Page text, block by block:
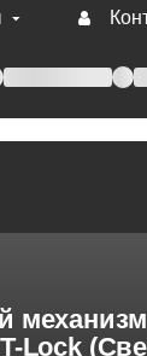
Lock